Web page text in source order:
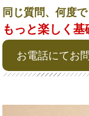
同じ質問、何度で
もっと楽しく基
お電話にてお